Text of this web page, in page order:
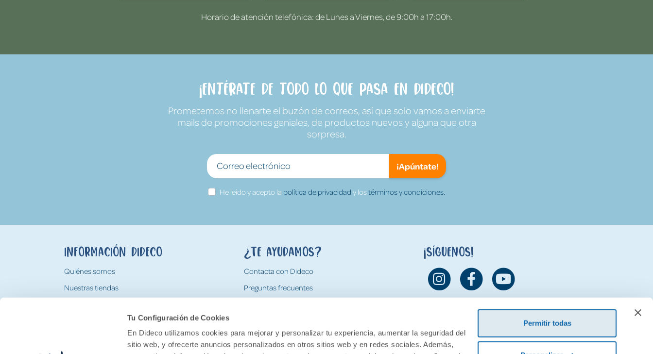
Tu Configuración de Cookies
En Dideco utilizamos cookies para mejorar y personalizar tu experiencia, aumentar la seguridad del
sitio web, y ofrecerte anuncios personalizados en otros sitios web y en redes sociales. Además,
Permitir todas
Horario de atención telefónica: de Lunes a Viernes, de 9:00h a 17:00h.
¡Entérate de todo lo que pasa en Dideco!
Prometemos no llenarte el buzón de correos, así que solo vamos a enviarte
mails de promociones geniales, de productos nuevos y alguna que otra
sorpresa.
¡Apúntate!
He leído y acepto la política de privacidad y lostérminos y condiciones.
Información Dideco
Quiénes somos
Nuestras tiendas
Tarjeta Regalo Dideco
¿Te ayudamos?
Contacta con Dideco
Preguntas frecuentes
Devoluciones
¡Síguenos!